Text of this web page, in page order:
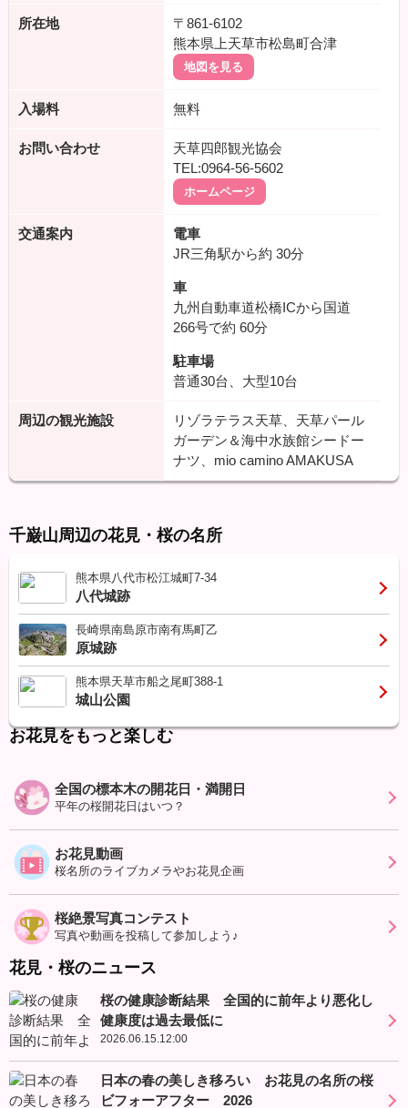
所在地
〒861-6102
熊本県上天草市松島町合津
地図を見る
入場料 無料
お問い合わせ
天草四郎観光協会
TEL:0964-56-5602
ホームページ
交通案内
電車
JR三角駅から約 30分
車
九州自動車道松橋ICから国道
266号で約 60分
駐車場
普通30台、大型10台
周辺の観光施設
リゾラテラス天草、天草パール
ガーデン＆海中水族館シードー
ナツ、mio camino AMAKUSA
千巌山周辺の花見・桜の名所
熊本県八代市松江城町7-34
八代城跡
長崎県南島原市南有馬町乙
原城跡
熊本県天草市船之尾町388-1
城山公園
お花見をもっと楽しむ
全国の標本木の開花日・満開日
平年の桜開花日はいつ？
お花見動画
桜名所のライブカメラやお花見企画
桜絶景写真コンテスト
写真や動画を投稿して参加しよう♪
花見・桜のニュース
桜の健康診断結果 全国的に前年より悪化し
健康度は過去最低に
2026.06.15.12:00
日本の春の美しき移ろい お花見の名所の桜
ビフォーアフター 2026